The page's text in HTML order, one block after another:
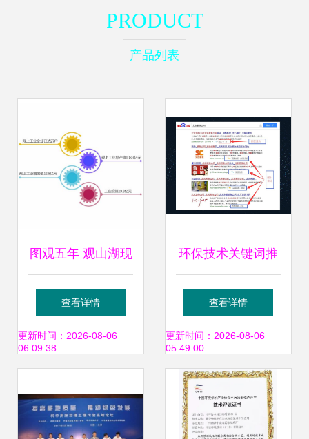
PRODUCT
产品列表
图观五年 观山湖现
代服务产业试验区
环保技术推广服务
查看详情
更新时间：2026-08-06
06:09:38
环保技术关键词推
广策略与竞价优化
的区别
查看详情
更新时间：2026-08-06
05:49:00